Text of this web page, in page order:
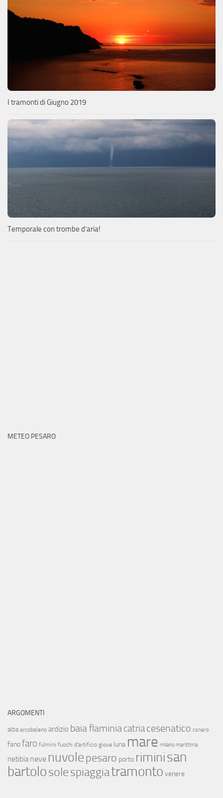
I tramonti di Giugno 2019
Temporale con trombe d’aria!
METEO PESARO
ARGOMENTI
alba arcobaleno ardizio baia flaminiacatriacesenatico conero
fanofaro fulmini fuochi d'artificio giove luna mare milano marittima
nebbia neve nuvolepesaro porto riminisan
bartolosolespiaggiatramonto venere